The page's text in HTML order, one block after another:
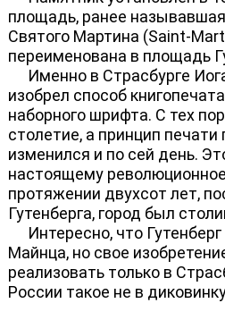
площадь, ранее
Святого Мартина (Saint-
переименована в площадь
Именно в Страсбурге
изобрел способ
наборного шрифта. С тех
столетие, а принцип печати
изменился и по сей день.
настоящему
протяжении двухсот лет,
Гутенберга, город был
Интересно, что
Майнца, но свое
реализовать только в
России такое не в